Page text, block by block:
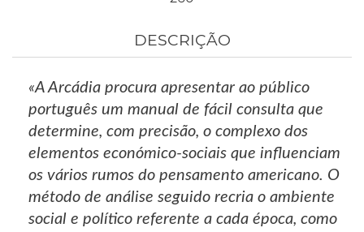
DESCRIÇÃO
«A Arcádia procura apresentar ao público
português um manual de fácil consulta que
determine, com precisão, o complexo dos
elementos económico-sociais que influenciam
os vários rumos do pensamento americano. O
método de análise seguido recria o ambiente
social e político referente a cada época, como